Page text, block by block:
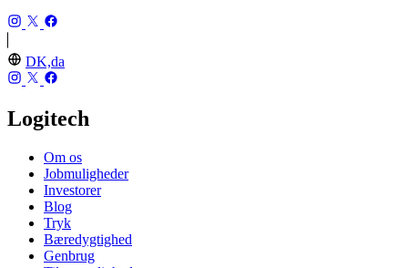
DK,da
Logitech
Om os
Jobmuligheder
Investorer
Blog
Tryk
Bæredygtighed
Genbrug